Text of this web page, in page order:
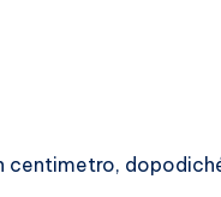
centimetro,